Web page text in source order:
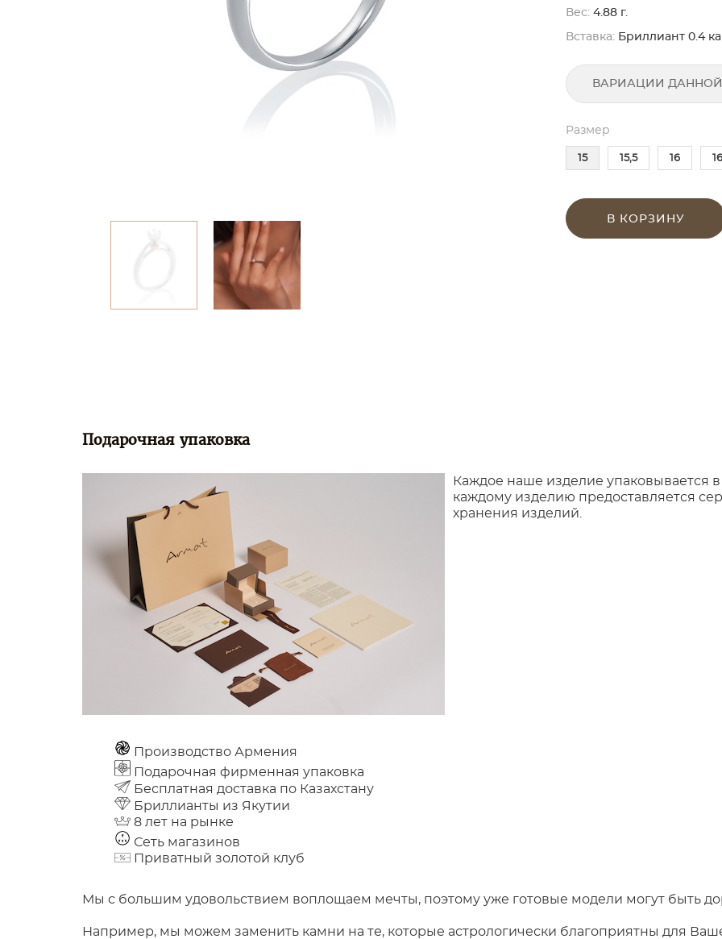
Вес: 4.88 г.
Вставка: Бриллиант 0.4
ВАРИАЦИИ
Размер
15 15,5 16
В КОРЗИНУ
Подарочная упаковка
Каждое наше изделие упаковывается
каждому изделию предоставляется
хранения изделий.
Производство Армения
Подарочная фирменная упаковка
Бесплатная доставка по Казахстану
Бриллианты из Якутии
8 лет на рынке
Сеть магазинов
Приватный золотой клуб
Мы с большим удовольствием воплощаем мечты, поэтому уже готовые модели могут быть
Например, мы можем заменить камни на те, которые астрологически благоприятны для